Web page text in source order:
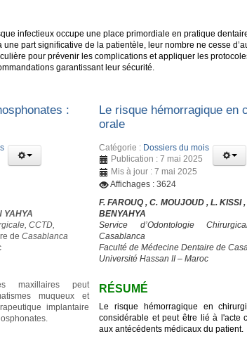
infectieux occupe une place primordiale en pratique
part significative de la patientèle, leur nombre ne cesse
pour prévenir les complications et appliquer les
garantissant leur sécurité.
:
YAHYA
CCTD,
de Casablanca
maxillaires peut
muqueux et
implantaire
Le risque hémorragique en
orale
Catégorie : Dossiers du mois
Publication : 7 mai 2025
Mis à jour : 7 mai 2025
Affichages : 3624
F. FAROUQ , C. MOUJOUD , L. KISSI
BENYAHYA
Service d’Odontologie
Casablanca
Faculté de Médecine Dentaire de
Université Hassan II – Maroc
RÉSUMÉ
Le risque hémorragique en
considérable et peut être lié à l'acte
aux antécédents médicaux du patient.